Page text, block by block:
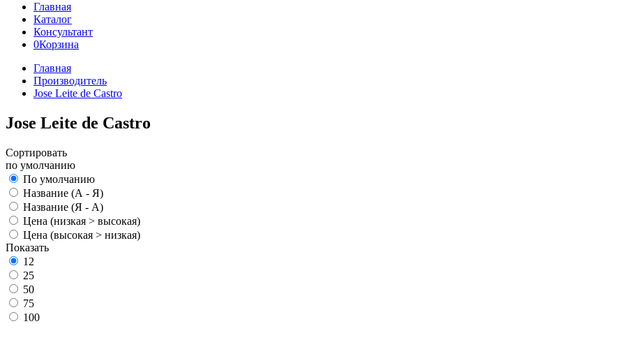
Главная
Каталог
Консультант
0Корзина
Главная
Производитель
Jose Leite de Castro
Jose Leite de Castro
Сортировать
по умолчанию
По умолчанию
Название (А - Я)
Название (Я - А)
Цена (низкая > высокая)
Цена (высокая > низкая)
Показать
12
25
50
75
100